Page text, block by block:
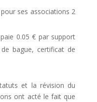
ses associations 2
0.05 € par support
de bague, certificat de
et la révision du
ont acté le fait que